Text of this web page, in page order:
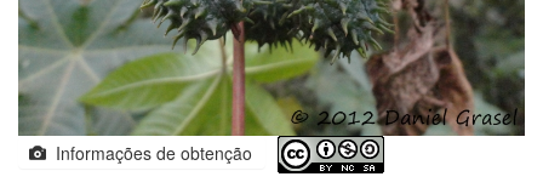
Informações de obtenção